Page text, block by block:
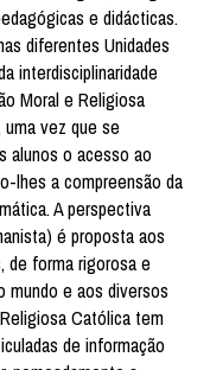
e didácticas.
diferentes Unidades
interdisciplinaridade
Moral e Religiosa
vez que se
alunos o acesso ao
lhes a compreensão da
A perspectiva
é proposta aos
de forma rigorosa e
mundo e aos diversos
Católica tem
de informação